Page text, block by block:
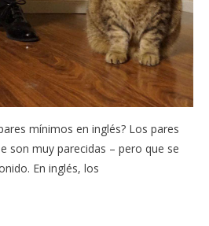
mínimos en inglés? Los pares
son muy parecidas – pero que se
En inglés, los